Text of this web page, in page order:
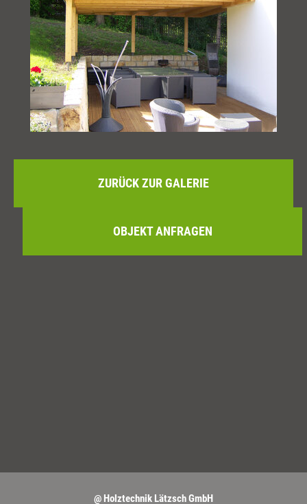
ZURÜCK ZUR GALERIE
OBJEKT ANFRAGEN
@ Holztechnik Lätzsch GmbH